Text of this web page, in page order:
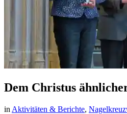
Dem Christus
in Aktivitäten & Berichte,